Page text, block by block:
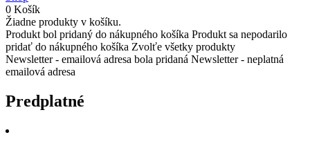
0 Košík
Žiadne produkty v košíku.
Produkt bol pridaný do nákupného košíka Produkt sa nepodarilo
pridať do nákupného košíka Zvolťe všetky produkty
Newsletter - emailová adresa bola pridaná Newsletter - neplatná
emailová adresa
Predplatné